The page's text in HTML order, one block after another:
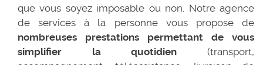
que vous soyez imposable ou non. Notre agence
de services à la personne vous propose de
nombreuses prestations permettant de vous
simplifier la quotidien (transport,